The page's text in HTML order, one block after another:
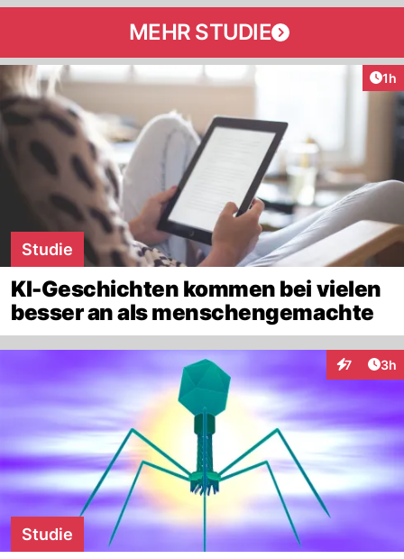
MEHR STUDIE
1h
Studie
KI-Geschichten kommen bei vielen
besser an als menschengemachte
7 3h
Studie